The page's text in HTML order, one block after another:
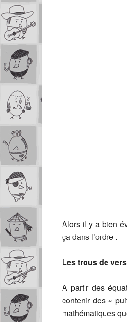
Alors il y a bien
ça dans l’ordre :
Les trous de
A partir des
contenir des «
mathématiques